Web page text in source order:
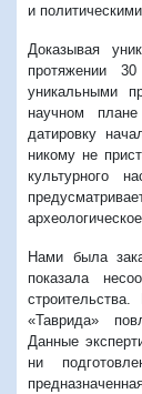
и
Доказывая
протяжении
уникальными
научном
датировку
никому не
культурного
Нами была
показала
«Таврида»
Данные
ни